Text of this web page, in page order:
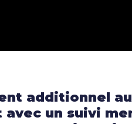
additionnel
un suivi